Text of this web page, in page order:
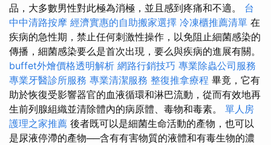
品，大多數男性對此極為消極，並且感到疼痛和不適。 台
中中清路按摩 經濟實惠的自助搬家選擇 冷凍櫃推薦清單 在
疾病的急性期，禁止任何刺激性操作，以免阻止細菌感染的
傳播，細菌感染要么是首次出現，要么與疾病的進展有關。
buffet外燴價格透明解析 網路行銷技巧 專業除蟲公司服務
專業牙醫診所服務 專業清潔服務 整復推拿療程 畢竟，它有
助於恢復受影響器官的血液循環和淋巴流動，從而有效地再
生前列腺組織並清除體內的病原體、毒物和毒素。 單人房
護理之家推薦 後者既可以是細菌生命活動的產物，也可以
是尿液停滯的產物──含有有害物質的液體和有毒生物的濃